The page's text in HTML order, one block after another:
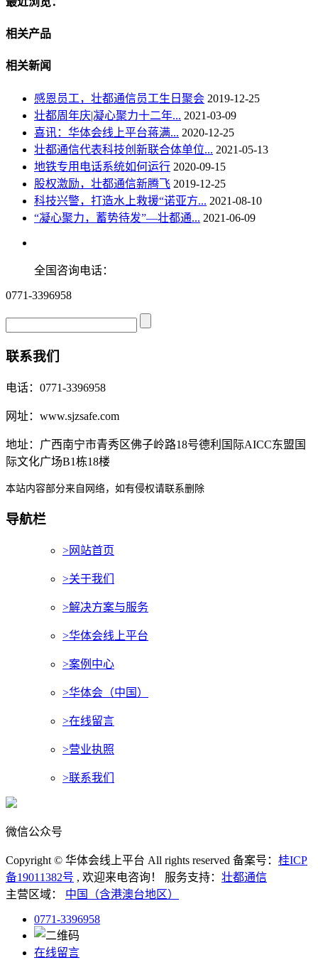
相关产品
相关新闻
感恩员工，壮都通信员工生日聚会 2019-12-25
壮都周年庆|凝心聚力十二年... 2021-03-09
喜讯：华体会线上平台蒋满... 2020-12-25
壮都通信代表科技创新联合体单位... 2021-05-13
地铁专用电话系统如何运行 2020-09-15
股权激励，壮都通信新腾飞 2019-12-25
科技兴警，打造水上救援“诺亚方... 2021-08-10
“凝心聚力，蓄势待发”—壮都通... 2021-06-09
全国咨询电话：
0771-3396958
联系我们
电话：0771-3396958
网址：www.sjzsafe.com
地址：广西南宁市青秀区佛子岭路18号德利国际AICC东盟国
际文化广场B1栋18楼
本站内容部分来自网络，如有侵权请联系删除
导航栏
>网站首页
>关于我们
>解决方案与服务
>华体会线上平台
>案例中心
>华体会（中国）
>在线留言
>营业执照
>联系我们
微信公众号
Copyright © 华体会线上平台 All rights reserved 备案号： 桂ICP
备19011382号 , 欢迎来电咨询！ 服务支持： 壮都通信
主营区域： 中国（含港澳台地区）
0771-3396958
在线留言